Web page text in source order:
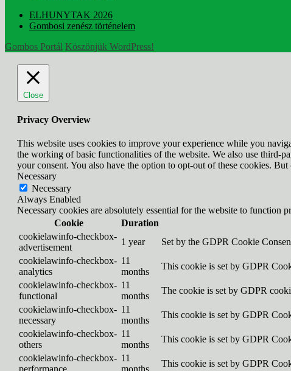
ELHUNYTAK 2026
Gombosi zenész történelem
Gombos Portál Köszönjük WordPress!
Close
Privacy Overview
This website uses cookies to improve your experience while you
the working of basic functionalities of the website. We also use third-
your consent. You also have the option to opt-out of these cookies.
Necessary
Necessary
Always Enabled
Necessary cookies are absolutely essential for the website to function
Cookie
Duration
cookielawinfo-checkbox-
advertisement
1 year
Set by the GDPR Cookie
cookielawinfo-checkbox-
analytics
11
months
This cookie is set by GDPR
cookielawinfo-checkbox-
functional
11
months
The cookie is set by GDPR
cookielawinfo-checkbox-
necessary
11
months
This cookie is set by GDPR
cookielawinfo-checkbox-
others
11
months
This cookie is set by GDPR
cookielawinfo-checkbox- 11
This cookie is set by GDPR